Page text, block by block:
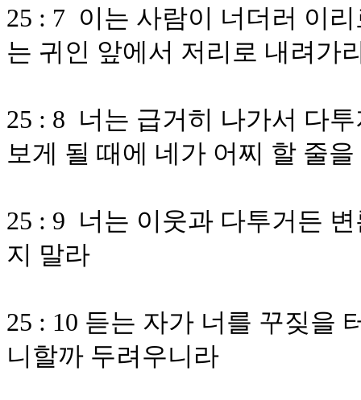
25 : 7 이는 사람이 너더러 이
는 귀인 앞에서 저리로 내려가
25 : 8 너는 급거히 나가서 다
보게 될 때에 네가 어찌 할 줄
25 : 9 너는 이웃과 다투거든
지 말라
25 : 10 듣는 자가 너를 꾸짖을
니할까 두려우니라